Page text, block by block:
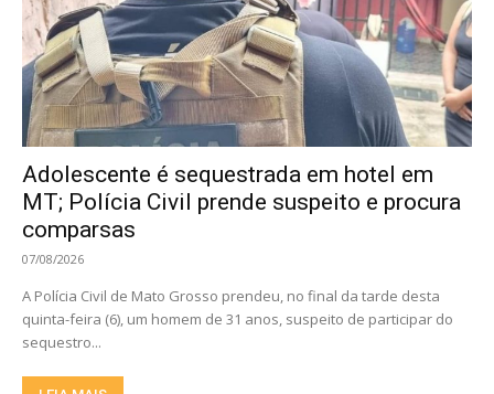
Adolescente é sequestrada em hotel em
MT; Polícia Civil prende suspeito e procura
comparsas
07/08/2026
A Polícia Civil de Mato Grosso prendeu, no final da tarde desta
quinta-feira (6), um homem de 31 anos, suspeito de participar do
sequestro...